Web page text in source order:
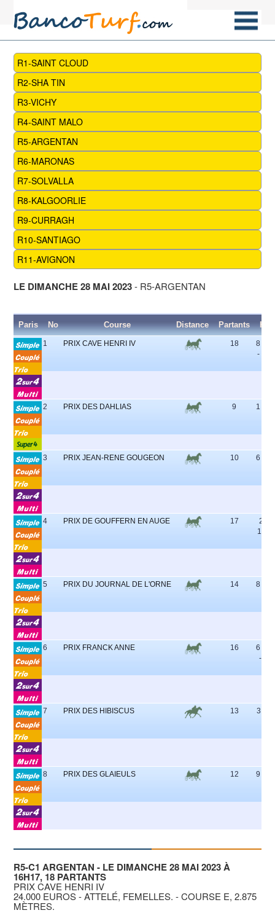
R1-SAINT CLOUD
R2-SHA TIN
R3-VICHY
R4-SAINT MALO
R5-ARGENTAN
R6-MARONAS
R7-SOLVALLA
R8-KALGOORLIE
R9-CURRAGH
R10-SANTIAGO
R11-AVIGNON
LE DIMANCHE 28 MAI 2023- R5-ARGENTAN
Paris No Course Distance Partants
1 PRIX CAVE HENRI IV 18
8 -
- 18
2 PRIX DES DAHLIAS 9
1 - 7
3 PRIX JEAN-RENE GOUGEON 10
6 - 1
4 PRIX DE GOUFFERN EN AUGE 17
2 -
15 -
5 PRIX DU JOURNAL DE L'ORNE 14
8 - 1
6 PRIX FRANCK ANNE 16
6 -
- 14
7 PRIX DES HIBISCUS 13
3 - 5
8 PRIX DES GLAIEULS 12
9 - 7
R5-C1 ARGENTAN - LE DIMANCHE 28 MAI 2023 À
16H17, 18 PARTANTS
PRIX CAVE HENRI IV
24.000 EUROS - ATTELÉ, FEMELLES. - COURSE E, 2.875
MÈTRES.